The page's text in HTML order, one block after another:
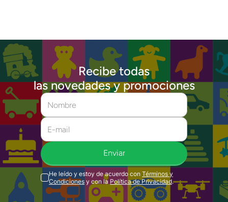
Recibe todas
las novedades y promociones
Enviar
He leído y estoy de acuerdo con Términos y
Condiciones y con la Política de Privacidad.